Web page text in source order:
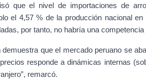
que el nivel de importaciones de
el 4,57 % de la producción nacional
por tanto, no habría una competencia
demuestra que el mercado peruano se
responde a dinámicas internas
remarcó.